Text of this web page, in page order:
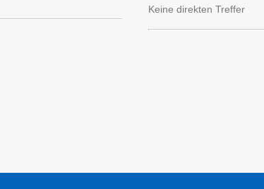
Keine direkten Treffer